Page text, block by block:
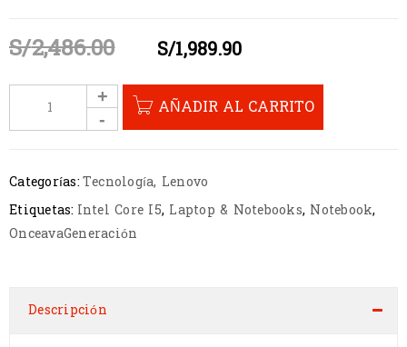
S/2,486.00 S/1,989.90
AÑADIR AL CARRITO
Categorías:Tecnología, Lenovo
Etiquetas: Intel Core I5, Laptop & Notebooks, Notebook,
OnceavaGeneración
Descripción